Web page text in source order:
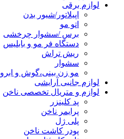
لوازم برقی
اپیلاتور/شیور بدن
اتو مو
برس /سشوار چرخشی
دستگاه فر مو و بابلیس
ریش تراش
سشوار
مو زن بینی،گوش و ابرو
لوازم جانبی آرایشی
لوازم و متریال تخصصی ناخن
پد کلینزر
پرایمر ناخن
پلی ژل
پودر کاشت ناخن